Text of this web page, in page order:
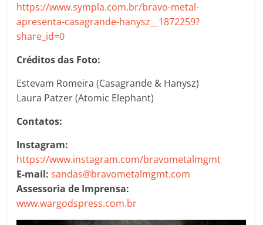
https://www.sympla.com.br/bravo-metal-
apresenta-casagrande-hanysz__1872259?
share_id=0
Créditos das Foto:
Estevam Romeira (Casagrande & Hanysz)
Laura Patzer (Atomic Elephant)
Contatos:
Instagram:
https://www.instagram.com/bravometalmgmt
E-mail:sandas@bravometalmgmt.com
Assessoria de Imprensa:
www.wargodspress.com.br